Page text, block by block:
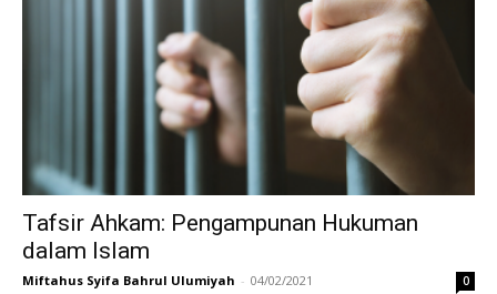
Tafsir Ahkam: Pengampunan Hukuman
dalam Islam
Miftahus Syifa Bahrul Ulumiyah - 04/02/2021 0